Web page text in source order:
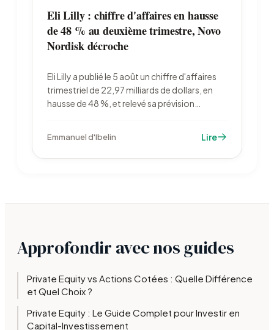
Eli Lilly : chiffre d'affaires en hausse
de 48 % au deuxième trimestre, Novo
Nordisk décroche
Eli Lilly a publié le 5 août un chiffre d'affaires
trimestriel de 22,97 milliards de dollars, en
hausse de 48 %, et relevé sa prévision
quand Novo Nordisk recule après un échec
d'essai clinique.
Emmanuel d'Ibelin Lire
Approfondir avec nos guides
Private Equity vs Actions Cotées : Quelle Différence
et Quel Choix ?
Private Equity : Le Guide Complet pour Investir en
Capital-Investissement